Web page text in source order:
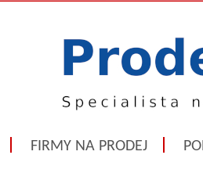
FIRMY NA PRODEJ